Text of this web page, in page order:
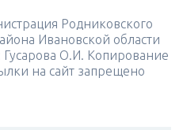
Родниковского
Ивановской области
Гусарова О.И. Копирование
на сайт запрещено